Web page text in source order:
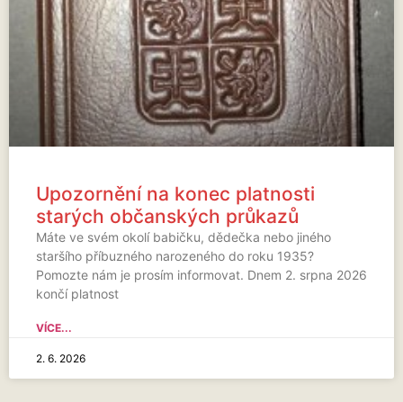
Upozornění na konec platnosti
starých občanských průkazů
Máte ve svém okolí babičku, dědečka nebo jiného
staršího příbuzného narozeného do roku 1935?
Pomozte nám je prosím informovat. Dnem 2. srpna 2026
končí platnost
VÍCE...
2. 6. 2026